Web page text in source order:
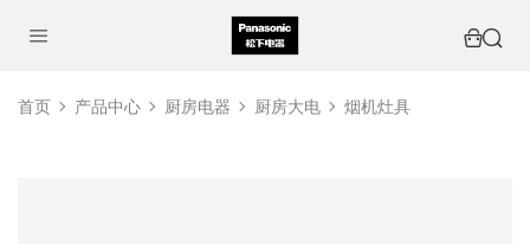
首页 产品中心 厨房电器 厨房大电 烟机灶具